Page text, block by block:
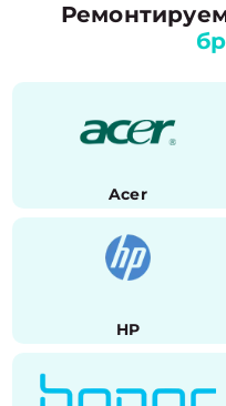
Acer
HP